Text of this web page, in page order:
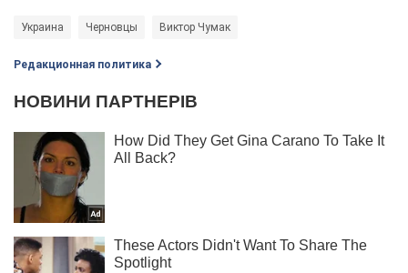
Украина Черновцы Виктор Чумак
Редакционная политика